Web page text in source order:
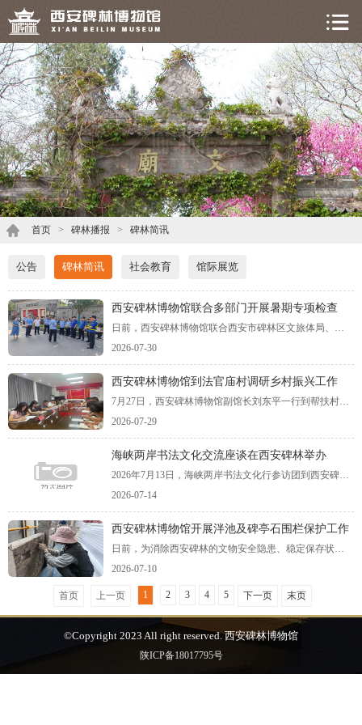
首页 > 碑林播报 > 碑林简讯
公告 碑林简讯 社会教育 馆际展览
西安碑林博物馆联合多部门开展暑期专项检查
日前，西安碑林博物馆联合西安市碑林区文旅体局、区城管局、区市场监管局、公安碑林分局、交警碑林大队及柏树林街道办，针对暑期客流高峰特点，对馆区及周边重点区域开展多部门联合专项检查，全力筑牢暑期文旅服务保障防线。
2026-07-30
西安碑林博物馆到法官庙村调研乡村振兴工作
7月27日，西安碑林博物馆副馆长刘东平一行到帮扶村法官庙村调研上半年乡村振兴工作情况，法官镇党委委员方远参加并主持座谈会，村“两委”负责人及驻村第一书记参加。
2026-07-29
海峡两岸书法文化交流座谈在西安碑林举办
2026年7月13日，海峡两岸书法文化行参访团到西安碑林博物馆参观并开展交流座谈与书法笔会。此次活动由中国宋庆龄基金会、陕西省文物交流协会、西安碑林博物馆、陕西省文物交流中心等单位联合主办。两岸文博机构代表、文化学者与书法爱好者齐聚碑林，共话中华书法艺术，深化两岸文化交流。
2026-07-14
西安碑林博物馆开展泮池及碑亭石围栏保护工作
日前，为消除西安碑林的文物安全隐患、稳定保存状况，西安碑林博物馆按程序委托文物保护专业单位，对泮池及碑亭石围栏等进行保护修复工作。
2026-07-10
首页 上一页 1 2 3 4 5 下一页 末页
©Copyright 2023 All right reserved. 西安碑林博物馆
陕ICP备18017795号